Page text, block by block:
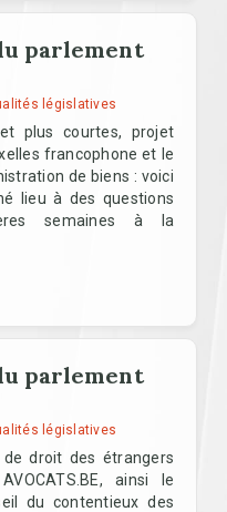
parlement
législatives
plus courtes, projet
francophone et le
de biens : voici
lieu à des questions
semaines à la
parlement
législatives
droit des étrangers
ainsi le
du contentieux des